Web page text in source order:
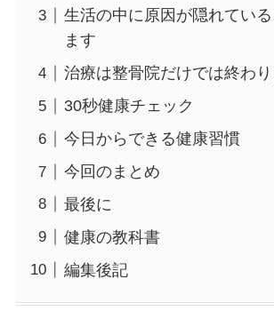
生活の中に原因が隠れてい
ます
治療は整骨院だけでは終わ
30秒健康チェック
今日からできる健康習慣
今回のまとめ
最後に
健康の教科書
編集後記